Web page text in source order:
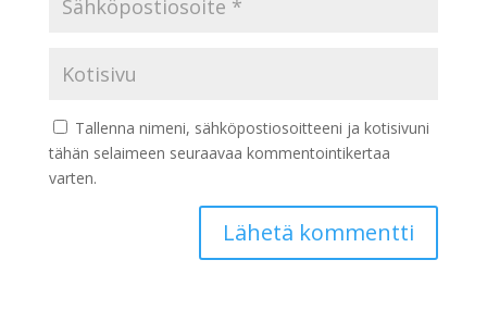
Tallenna nimeni, sähköpostiosoitteeni ja kotisivuni
tähän selaimeen seuraavaa kommentointikertaa
varten.